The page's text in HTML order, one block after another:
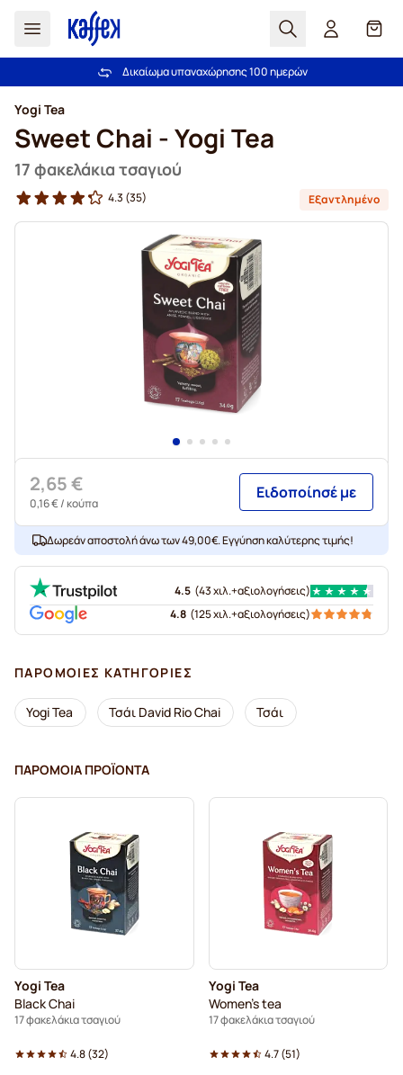
Αναζήτηση
Δωρεάν αποστολή άνω των 49,00€
Δικαίωμα υπαναχώρησης 100 ημερών
Yogi Tea
Sweet Chai - Yogi Tea
17 φακελάκια τσαγιού
4.3 (35) Εξαντλημένο
2,65 €
0,16 €/ κούπα
Ειδοποίησέ με
Δωρεάν αποστολή άνω των 49,00€. Εγγύηση καλύτερης τιμής!
4.5 (43 χιλ.+αξιολογήσεις)
4.8 (125 χιλ.+αξιολογήσεις)
ΠΑΡΌΜΟΙΕΣ ΚΑΤΗΓΟΡΊΕΣ
Yogi Tea Τσάι David Rio Chai Τσάι
ΠΑΡΌΜΟΙΑ ΠΡΟΪΌΝΤΑ
Yogi Tea
Black Chai
17 φακελάκια τσαγιού
4.8(32)
Yogi Tea
Women's tea
17 φακελάκια τσαγιού
4.7(51)